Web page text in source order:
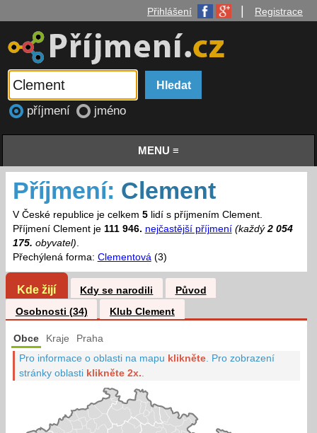
Přihlášení Registrace
příjmení jméno
MENU ≡
Příjmení: Clement
V České republice je celkem 5lidí s příjmením Clement.
Příjmení Clement je 111 946. nejčastější příjmení (každý2 054
175. obyvatel).
Přechýlená forma: Clementová(3)
Kde žijí Kdy se narodili
Původ
Osobnosti (34)
Klub Clement
Obce Kraje Praha
Pro informace o oblasti na mapu klikněte Pro zobrazení
stránky oblasti klikněte 2x.